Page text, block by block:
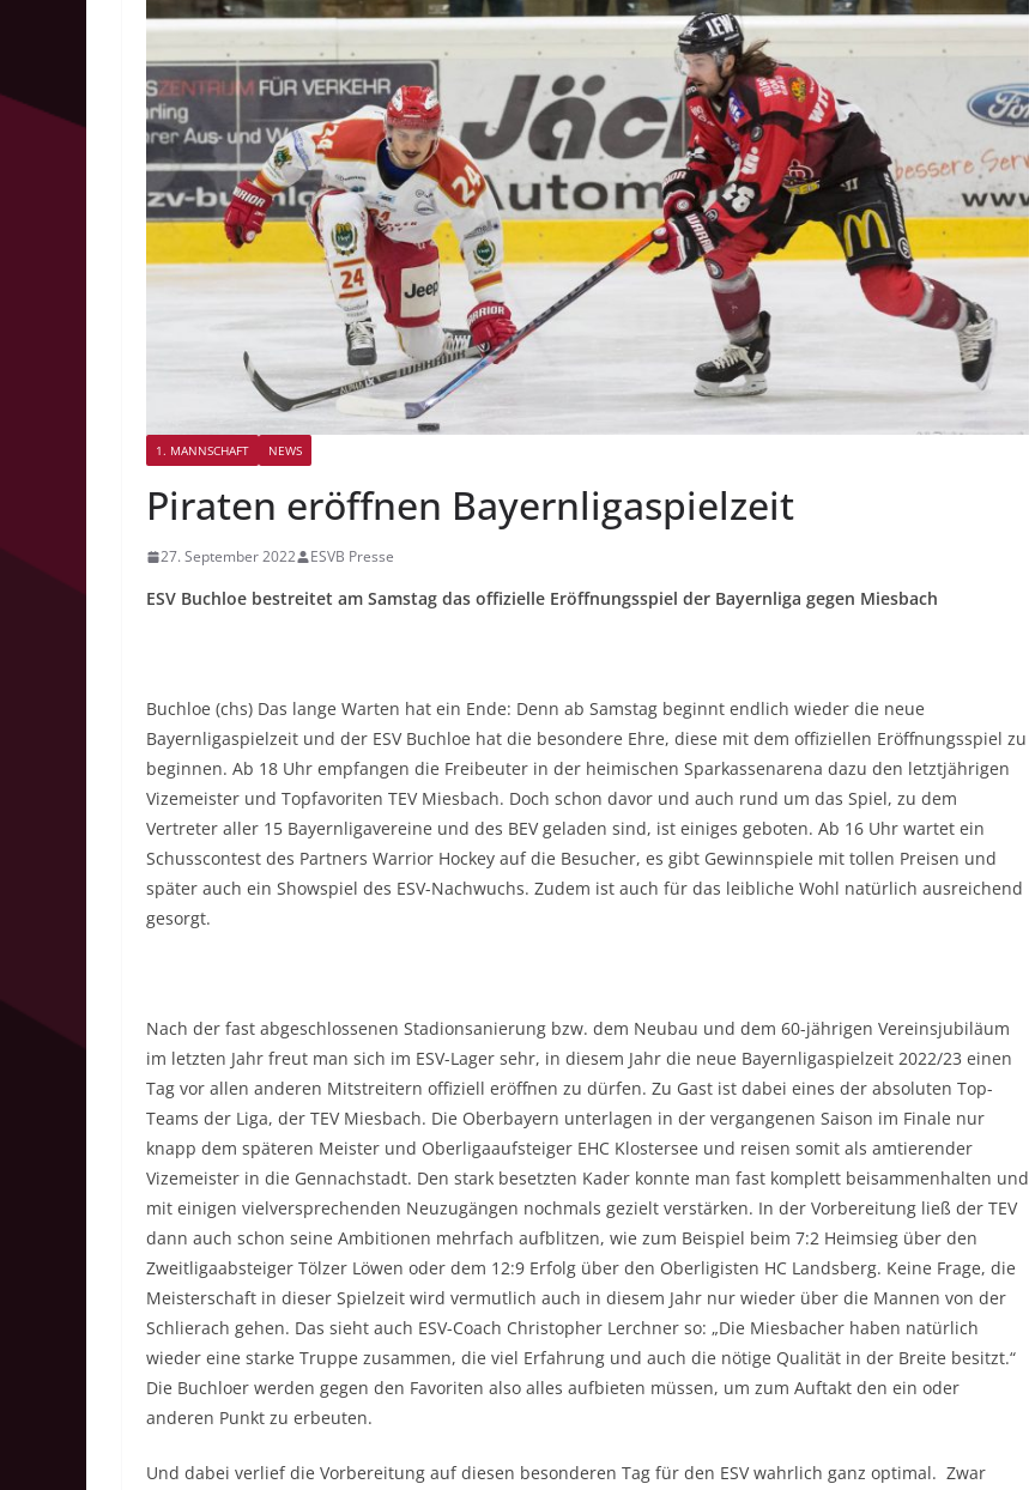
1. MANNSCHAFT NEWS
Piraten eröffnen Bayernligaspielzeit
27. September 2022 ESVB Presse
ESV Buchloe bestreitet am Samstag das offizielle Eröffnungsspiel der Bayernliga gegen Miesbach
Buchloe (chs) Das lange Warten hat ein Ende: Denn ab Samstag beginnt endlich wieder die neue
Bayernligaspielzeit und der ESV Buchloe hat die besondere Ehre, diese mit dem offiziellen Eröffnungsspiel zu
beginnen. Ab 18 Uhr empfangen die Freibeuter in der heimischen Sparkassenarena dazu den letztjährigen
Vizemeister und Topfavoriten TEV Miesbach. Doch schon davor und auch rund um das Spiel, zu dem
Vertreter aller 15 Bayernligavereine und des BEV geladen sind, ist einiges geboten. Ab 16 Uhr wartet ein
Schusscontest des Partners Warrior Hockey auf die Besucher, es gibt Gewinnspiele mit tollen Preisen und
später auch ein Showspiel des ESV-Nachwuchs. Zudem ist auch für das leibliche Wohl natürlich ausreichend
gesorgt.
Nach der fast abgeschlossenen Stadionsanierung bzw. dem Neubau und dem 60-jährigen Vereinsjubiläum
im letzten Jahr freut man sich im ESV-Lager sehr, in diesem Jahr die neue Bayernligaspielzeit 2022/23 einen
Tag vor allen anderen Mitstreitern offiziell eröffnen zu dürfen. Zu Gast ist dabei eines der absoluten Top-
Teams der Liga, der TEV Miesbach. Die Oberbayern unterlagen in der vergangenen Saison im Finale nur
knapp dem späteren Meister und Oberligaaufsteiger EHC Klostersee und reisen somit als amtierender
Vizemeister in die Gennachstadt. Den stark besetzten Kader konnte man fast komplett beisammenhalten und
mit einigen vielversprechenden Neuzugängen nochmals gezielt verstärken. In der Vorbereitung ließ der TEV
dann auch schon seine Ambitionen mehrfach aufblitzen, wie zum Beispiel beim 7:2 Heimsieg über den
Zweitligaabsteiger Tölzer Löwen oder dem 12:9 Erfolg über den Oberligisten HC Landsberg. Keine Frage, die
Meisterschaft in dieser Spielzeit wird vermutlich auch in diesem Jahr nur wieder über die Mannen von der
Schlierach gehen. Das sieht auch ESV-Coach Christopher Lerchner so: „Die Miesbacher haben natürlich
wieder eine starke Truppe zusammen, die viel Erfahrung und auch die nötige Qualität in der Breite besitzt.“
Die Buchloer werden gegen den Favoriten also alles aufbieten müssen, um zum Auftakt den ein oder
anderen Punkt zu erbeuten.
Und dabei verlief die Vorbereitung auf diesen besonderen Tag für den ESV wahrlich ganz optimal. Zwar